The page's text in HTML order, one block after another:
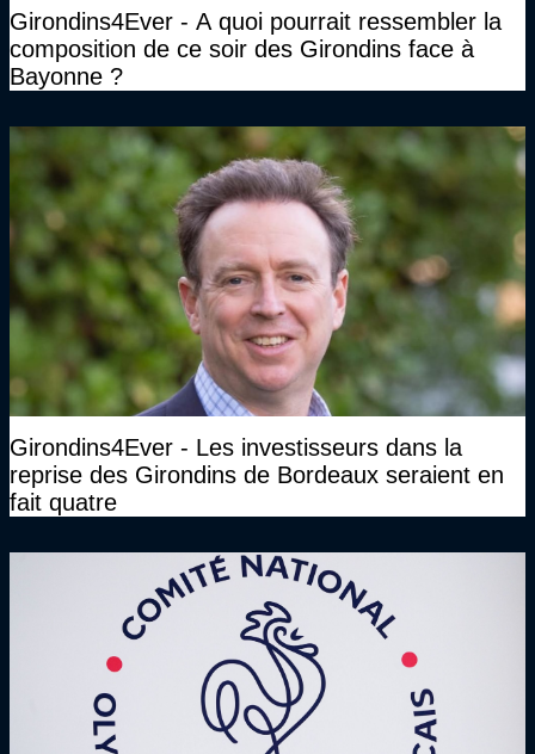
Girondins4Ever - A quoi pourrait ressembler la
composition de ce soir des Girondins face à
Bayonne ?
Girondins4Ever - Les investisseurs dans la
reprise des Girondins de Bordeaux seraient en
fait quatre